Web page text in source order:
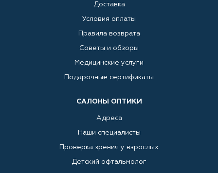
Доставка
Условия оплаты
Правила возврата
Советы и обзоры
Медицинские услуги
Подарочные сертификаты
САЛОНЫ ОПТИКИ
Адреса
Наши специалисты
Проверка зрения у взрослых
Детский офтальмолог